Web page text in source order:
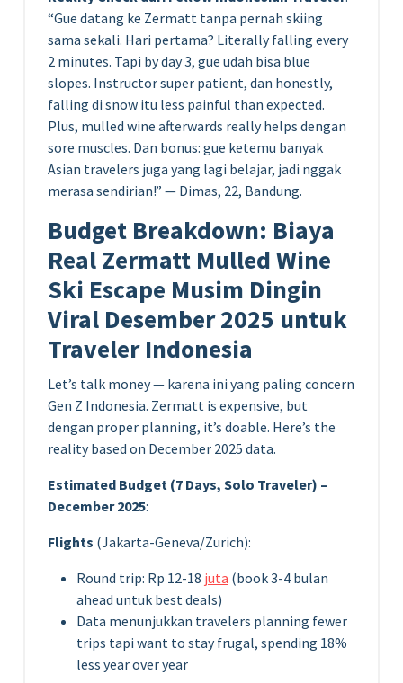
“Gue datang ke Zermatt tanpa pernah skiing
sama sekali. Hari pertama? Literally falling every
2 minutes. Tapi by day 3, gue udah bisa blue
slopes. Instructor super patient, dan honestly,
falling di snow itu less painful than expected.
Plus, mulled wine afterwards really helps dengan
sore muscles. Dan bonus: gue ketemu banyak
Asian travelers juga yang lagi belajar, jadi nggak
merasa sendirian!” — Dimas, 22, Bandung.
Budget Breakdown: Biaya
Real Zermatt Mulled Wine
Ski Escape Musim Dingin
Viral Desember 2025 untuk
Traveler Indonesia
Let’s talk money — karena ini yang paling concern
Gen Z Indonesia. Zermatt is expensive, but
dengan proper planning, it’s doable. Here’s the
reality based on December 2025 data.
Estimated Budget (7 Days, Solo Traveler) –
December 2025:
Flights (Jakarta-Geneva/Zurich):
Round trip: Rp 12-18 juta (book 3-4 bulan
ahead untuk best deals)
Data menunjukkan travelers planning fewer
trips tapi want to stay frugal, spending 18%
less year over year